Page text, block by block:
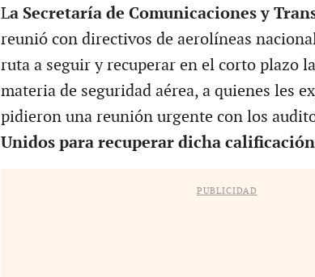
La Secretaría de Comunicaciones y
reunió con directivos de aerolíneas
ruta a seguir y recuperar en el corto plazo
materia de seguridad aérea, a quienes les
pidieron una reunión urgente con los
Unidos para recuperar dicha
PUBLICIDAD